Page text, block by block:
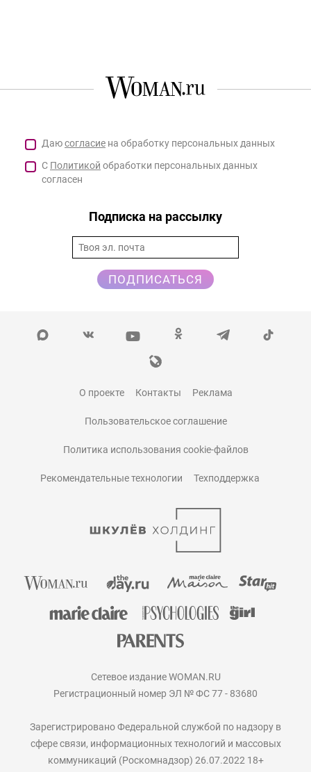
Даюсогласие на обработку персональных данных
С Политикой обработки персональных данных
согласен
Подписка на рассылку
ПОДПИСАТЬСЯ
О проекте Контакты Реклама
Пользовательское соглашение
Политика использования cookie-файлов
Рекомендательные технологии Техподдержка
Сетевое издание WOMAN.RU
Регистрационный номер ЭЛ № ФС 77 - 83680
Зарегистрировано Федеральной службой по надзору в
сфере связи, информационных технологий и массовых
коммуникаций (Роскомнадзор) 26.07.2022 18+